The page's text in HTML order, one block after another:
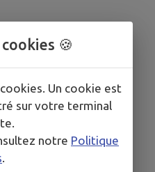
🍪
Un cookie est
sur votre terminal
notre Politique